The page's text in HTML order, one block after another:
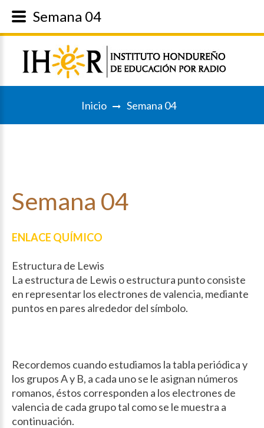
Inicio Semana 04
Semana 04
ENLACE QUÍMICO
Estructura de Lewis
La estructura de Lewis o estructura punto consiste
en representar los electrones de valencia, mediante
puntos en pares alrededor del símbolo.
Recordemos cuando estudiamos la tabla periódica y
los grupos A y B, a cada uno se le asignan números
romanos, éstos corresponden a los electrones de
valencia de cada grupo tal como se le muestra a
continuación.
Semana 04